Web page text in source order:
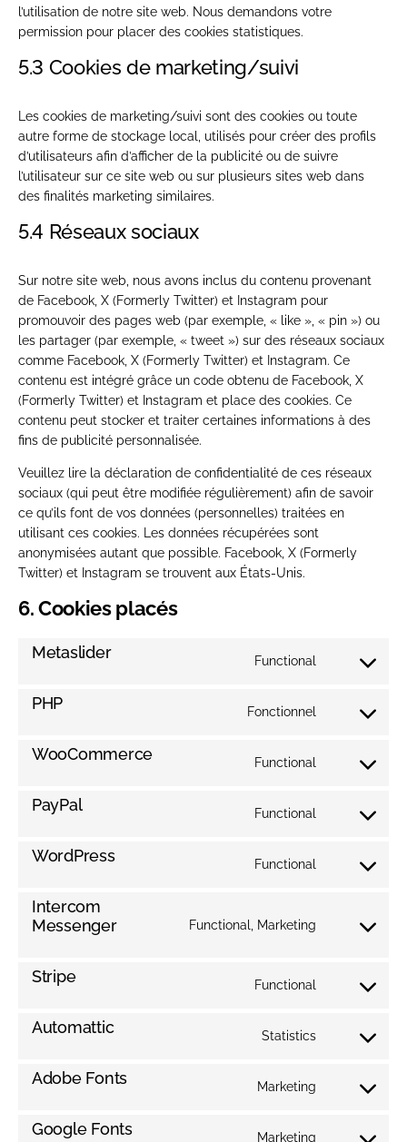
l’utilisation de notre site web. Nous demandons votre
permission pour placer des cookies statistiques.
5.3 Cookies de marketing/suivi
Les cookies de marketing/suivi sont des cookies ou toute
autre forme de stockage local, utilisés pour créer des profils
d’utilisateurs afin d’afficher de la publicité ou de suivre
l’utilisateur sur ce site web ou sur plusieurs sites web dans
des finalités marketing similaires.
5.4 Réseaux sociaux
Sur notre site web, nous avons inclus du contenu provenant
de Facebook, X (Formerly Twitter) et Instagram pour
promouvoir des pages web (par exemple, « like », « pin ») ou
les partager (par exemple, « tweet ») sur des réseaux sociaux
comme Facebook, X (Formerly Twitter) et Instagram. Ce
contenu est intégré grâce un code obtenu de Facebook, X
(Formerly Twitter) et Instagram et place des cookies. Ce
contenu peut stocker et traiter certaines informations à des
fins de publicité personnalisée.
Veuillez lire la déclaration de confidentialité de ces réseaux
sociaux (qui peut être modifiée régulièrement) afin de savoir
ce qu’ils font de vos données (personnelles) traitées en
utilisant ces cookies. Les données récupérées sont
anonymisées autant que possible. Facebook, X (Formerly
Twitter) et Instagram se trouvent aux États-Unis.
6. Cookies placés
Metaslider Functional
Consent
service
PHP Fonctionnel
Consent
service
WooCommerce Functional
Consent
service
PayPal Functional
Consent
service
WordPress Functional
Consent
wordpress
Intercom
Messenger
Functional, Marketing
Consent
intercom-
Stripe Functional
Consent
service
Automattic Statistics
Consent
service
Adobe Fonts Marketing
Consent
service
Google Fonts Marketing